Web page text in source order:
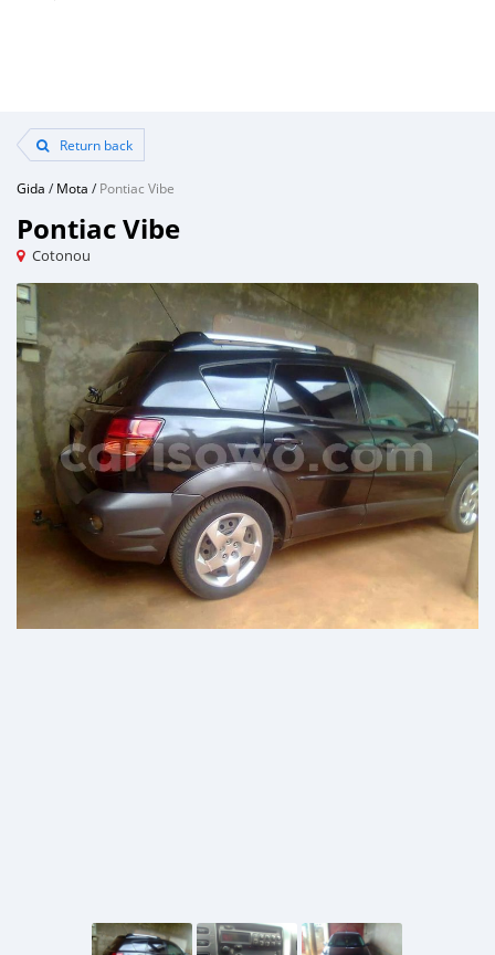
Return back
Gida /Mota /Pontiac Vibe
Pontiac Vibe
Cotonou